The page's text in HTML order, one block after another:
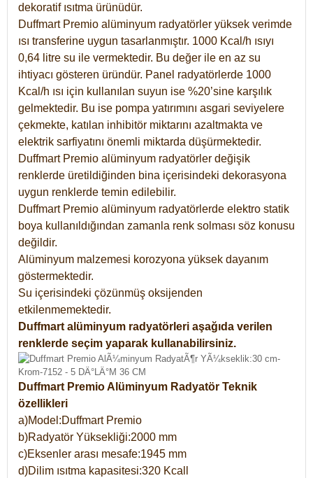
dekoratif ısıtma ürünüdür.
Duffmart Premio alüminyum radyatörler yüksek verimde
ısı transferine uygun tasarlanmıştır. 1000 Kcal/h ısıyı
0,64 litre su ile vermektedir. Bu değer ile en az su
ihtiyacı gösteren üründür. Panel radyatörlerde 1000
Kcal/h ısı için kullanılan suyun ise %20’sine karşılık
gelmektedir. Bu ise pompa yatırımını asgari seviyelere
çekmekte, katılan inhibitör miktarını azaltmakta ve
elektrik sarfiyatını önemli miktarda düşürmektedir.
Duffmart Premio alüminyum radyatörler değişik
renklerde üretildiğinden bina içerisindeki dekorasyona
uygun renklerde temin edilebilir.
Duffmart Premio alüminyum radyatörlerde elektro statik
boya kullanıldığından zamanla renk solması söz konusu
değildir.
Alüminyum malzemesi korozyona yüksek dayanım
göstermektedir.
Su içerisindeki çözünmüş oksijenden
etkilenmemektedir.
Duffmart alüminyum radyatörleri aşağıda verilen
renklerde seçim yaparak kullanabilirsiniz.
Duffmart Premio Alüminyum Radyatör Teknik
özellikleri
a)Model:Duffmart Premio
b)Radyatör Yüksekliği:2000 mm
c)Eksenler arası mesafe:1945 mm
d)Dilim ısıtma kapasitesi:320 Kcall